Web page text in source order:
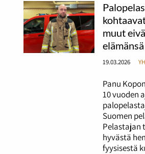
muut
19.03.2026
Panu
10 vuoden
Suomen
Pelastajan
hyvästä
fyysisestä